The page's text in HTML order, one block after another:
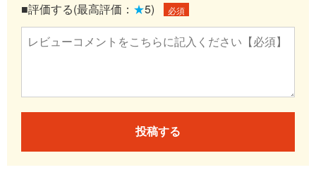
■評価する(最高評価： ★5) 必須
投稿する